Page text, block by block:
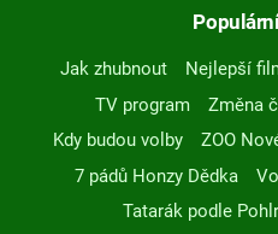
Jak zhubnout Nejlepší
TV program
Změna
Kdy budou volby
ZOO
7 pádů Honzy Dědka
Tatarák podle